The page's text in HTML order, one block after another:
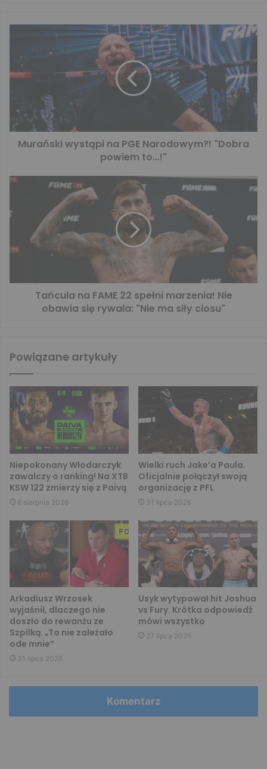
Murański wystąpi na PGE Narodowym?! "Dobra
powiem to...!"
Tańcula na FAME 22 spełni marzenia! Nie
obawia się rywala: "Nie ma siły ciosu"
Powiązane artykuły
Niepokonany Włodarczyk
zawalczy o ranking! Na XTB
KSW 122 zmierzy się z Paivą
6 sierpnia 2026
Wielki ruch Jake’a Paula.
Oficjalnie połączył swoją
organizację z PFL
31 lipca 2026
Arkadiusz Wrzosek
wyjaśnił, dlaczego nie
doszło do rewanżu ze
Szpilką. „To nie zależało
ode mnie”
31 lipca 2026
Usyk wytypował hit Joshua
vs Fury. Krótka odpowiedź
mówi wszystko
27 lipca 2026
Komentarz